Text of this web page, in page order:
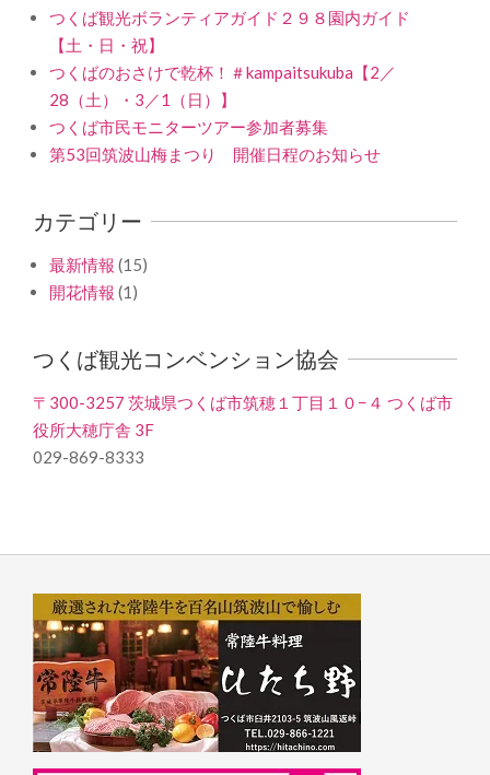
つくば観光ボランティアガイド２９８園内ガイド
【土・日・祝】
つくばのおさけで乾杯！＃kampaitsukuba【2／
28（土）・3／1（日）】
つくば市民モニターツアー参加者募集
第53回筑波山梅まつり 開催日程のお知らせ
カテゴリー
最新情報 (15)
開花情報 (1)
つくば観光コンベンション協会
〒300-3257 茨城県つくば市筑穂１丁目１０−４ つくば市
役所大穂庁舎 3F
029-869-8333